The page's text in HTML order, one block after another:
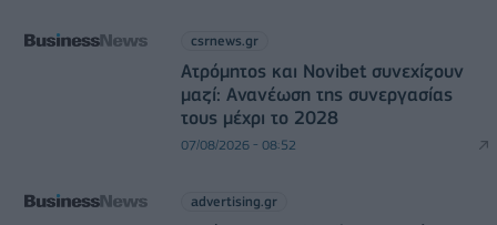
csrnews.gr
Ατρόμητος και Novibet συνεχίζουν
μαζί: Ανανέωση της συνεργασίας
τους μέχρι το 2028
07/08/2026 - 08:52
advertising.gr